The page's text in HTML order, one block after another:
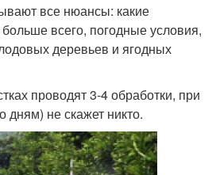
все нюансы: какие
всего, погодные условия,
деревьев и ягодных
проводят 3-4 обработки, при
дням) не скажет никто.